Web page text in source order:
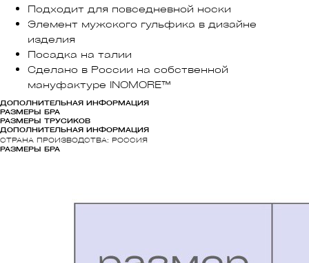
Подходит для повседневной носки
Элемент мужского гульфика в дизайне
изделия
Посадка на талии
Сделано в России на собственной
мануфактуре INOMORE™
ДОПОЛНИТЕЛЬНАЯ ИНФОРМАЦИЯ
РАЗМЕРЫ БРА
РАЗМЕРЫ ТРУСИКОВ
ДОПОЛНИТЕЛЬНАЯ ИНФОРМАЦИЯ
СТРАНА ПРОИЗВОДСТВА: РОССИЯ
РАЗМЕРЫ БРА